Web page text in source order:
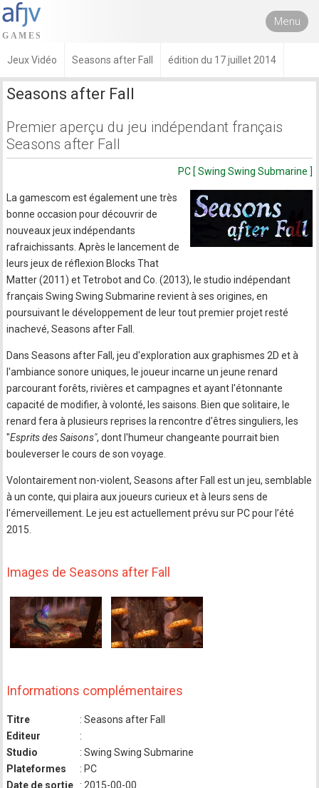
Menu
Jeux Vidéo Seasons after Fall édition du 17 juillet 2014
Seasons after Fall
Premier aperçu du jeu indépendant français
Seasons after Fall
PC [ Swing Swing Submarine ]
La gamescom est également une très
bonne occasion pour découvrir de
nouveaux jeux indépendants
rafraichissants. Après le lancement de
leurs jeux de réflexion Blocks That
Matter (2011) et Tetrobot and Co. (2013), le studio indépendant
français Swing Swing Submarine revient à ses origines, en
poursuivant le développement de leur tout premier projet resté
inachevé, Seasons after Fall.
Dans Seasons after Fall, jeu d'exploration aux graphismes 2D et à
l'ambiance sonore uniques, le joueur incarne un jeune renard
parcourant forêts, rivières et campagnes et ayant l'étonnante
capacité de modifier, à volonté, les saisons. Bien que solitaire, le
renard fera à plusieurs reprises la rencontre d'êtres singuliers, les
"Esprits des Saisons", dont l'humeur changeante pourrait bien
bouleverser le cours de son voyage.
Volontairement non-violent, Seasons after Fall est un jeu, semblable
à un conte, qui plaira aux joueurs curieux et à leurs sens de
l'émerveillement. Le jeu est actuellement prévu sur PC pour l’été
2015.
Images de Seasons after Fall
Informations complémentaires
Titre
: Seasons after Fall
Editeur
:
Studio
: Swing Swing Submarine
Plateformes
: PC
Date de sortie
: 2015-00-00